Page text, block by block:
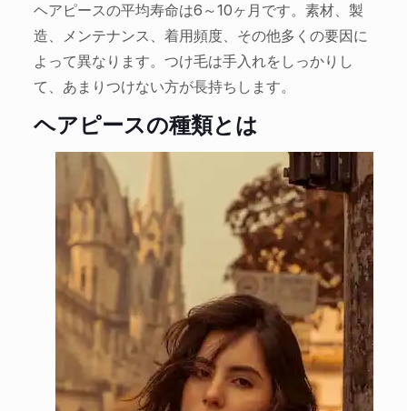
ヘアピースの平均寿命は6～10ヶ月です。素材、製
造、メンテナンス、着用頻度、その他多くの要因に
よって異なります。つけ毛は手入れをしっかりし
て、あまりつけない方が長持ちします。
ヘアピースの種類とは